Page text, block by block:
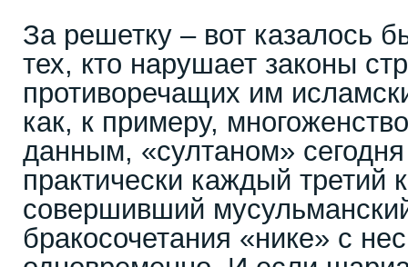
За решетку – вот казалось
тех, кто нарушает законы
противоречащих им
как, к примеру,
данным, «султаном»
практически каждый третий
совершивший
бракосочетания «нике» с